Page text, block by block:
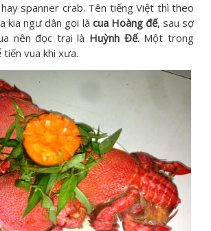
spanner crab. Tên tiếng Việt thì theo
kia ngư dân gọi là cua Hoàng đế, sau sợ
nên đọc trại là Huỳnh Đế. Một trong
vua khi xưa.